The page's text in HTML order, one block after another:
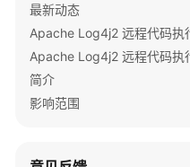
用
HBase
用
HDFS
最新动态
简介
影响范围